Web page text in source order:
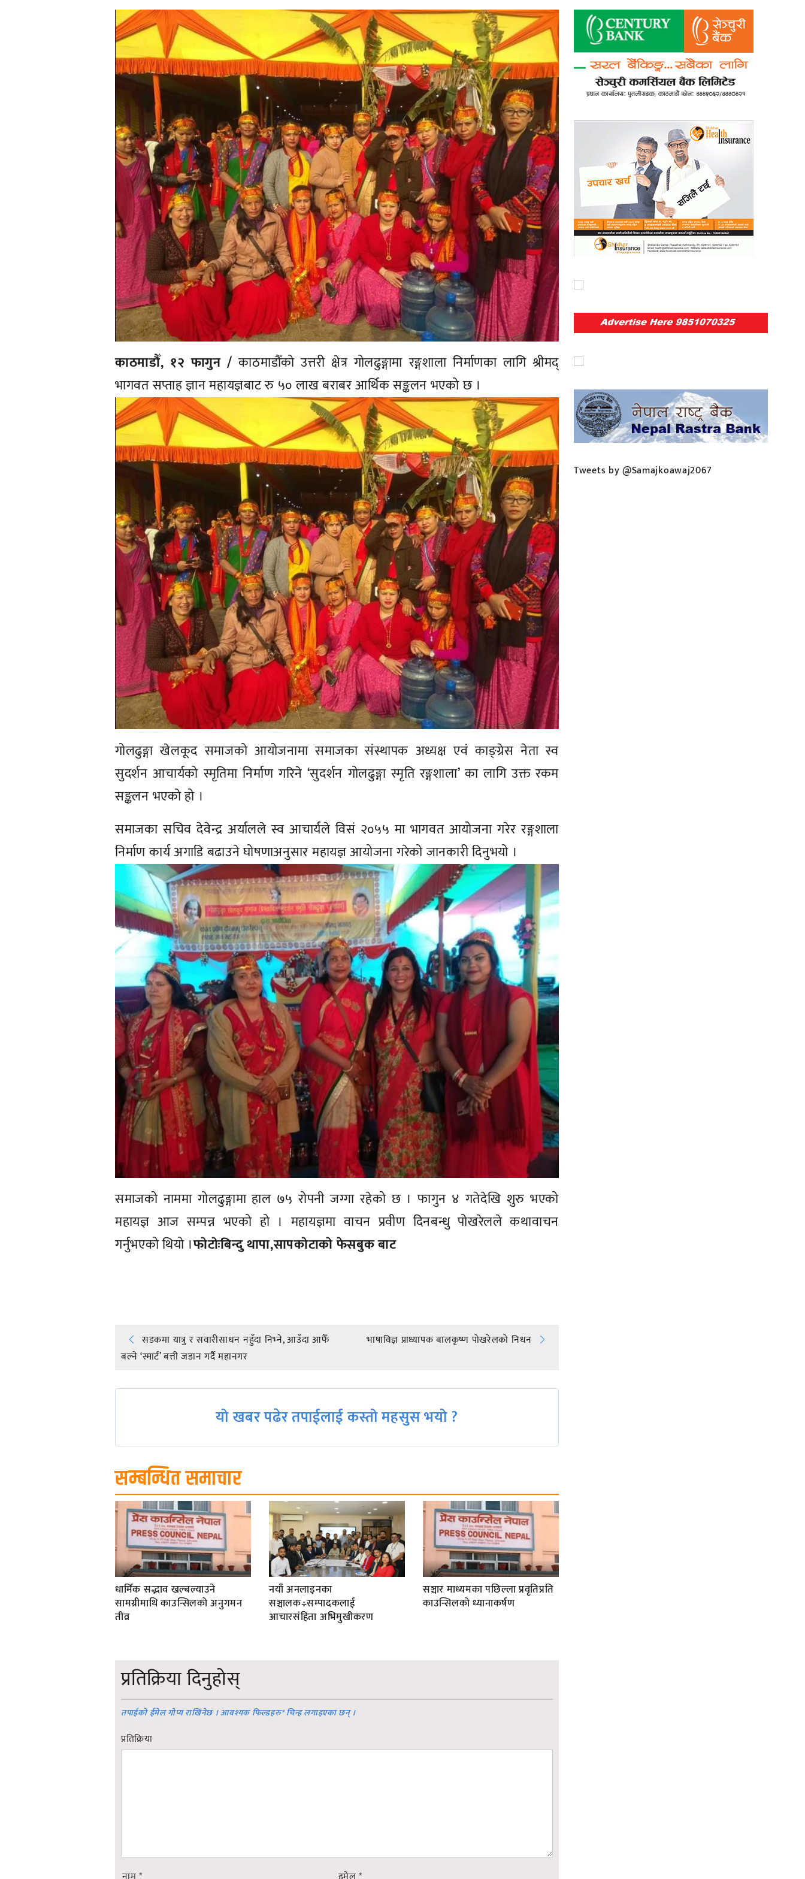
काठमाडौँ, १२ फागुन / काठमाडौँको उत्तरी क्षेत्र गोलढुङ्गामा रङ्गशाला निर्माणका लागि श्रीमद्
भागवत सप्ताह ज्ञान महायज्ञबाट रु ५० लाख बराबर आर्थिक सङ्कलन भएको छ ।
गोलढुङ्गा खेलकूद समाजको आयोजनामा समाजका संस्थापक अध्यक्ष एवं काङ्ग्रेस नेता स्व
सुदर्शन आचार्यको स्मृतिमा निर्माण गरिने ‘सुदर्शन गोलढुङ्गा स्मृति रङ्गशाला’ का लागि उक्त रकम
सङ्कलन भएको हो ।
समाजका सचिव देवेन्द्र अर्यालले स्व आचार्यले विसं २०५५ मा भागवत आयोजना गरेर रङ्गशाला
निर्माण कार्य अगाडि बढाउने घोषणाअनुसार महायज्ञ आयोजना गरेको जानकारी दिनुभयो ।
समाजको नाममा गोलढुङ्गामा हाल ७५ रोपनी जग्गा रहेको छ । फागुन ४ गतेदेखि शुरु भएको
महायज्ञ आज सम्पन्न भएको हो । महायज्ञमा वाचन प्रवीण दिनबन्धु पोखरेलले कथावाचन
गर्नुभएको थियो ।फाेटाेःबिन्दु थापा,सापकाेटाकाे फेसबुक बाट
Post
navigation
सडकमा यात्रु र सवारीसाधन नहुँदा निभ्ने, आउँदा आफैँ
बल्ने ‘स्मार्ट’ बत्ती जडान गर्दै महानगर
भाषाविज्ञ प्राध्यापक बालकृष्ण पोखरेलको निधन
यो खबर पढेर तपाईलाई कस्तो महसुस भयो ?
सम्बन्धित समाचार
धार्मिक सद्भाव खल्बल्याउने
सामग्रीमाथि काउन्सिलको अनुगमन
तीव्र
नयाँ अनलाइनका
सञ्चालक÷सम्पादकलाई
आचारसंहिता अभिमुखीकरण
सञ्चार माध्यमका पछिल्ला प्रवृतिप्रति
काउन्सिलको ध्यानाकर्षण
प्रतिक्रिया दिनुहोस्
तपाईको ईमेल गोप्य राखिनेछ । आवश्यक फिल्डहरु*चिन्ह लगाइएका छन् ।
प्रतिक्रिया
Tweets by @Samajkoawaj2067